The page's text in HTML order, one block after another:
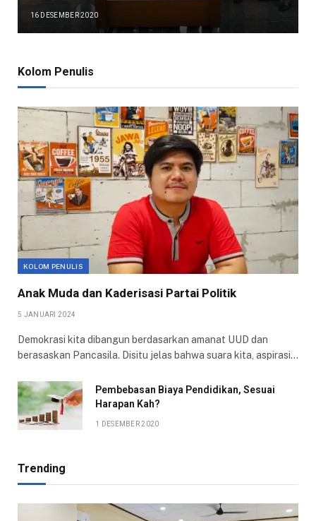
16 DESEMBER 2020
Kolom Penulis
KOLOM PENULIS
Anak Muda dan Kaderisasi Partai Politik
5 JANUARI 2024
Demokrasi kita dibangun berdasarkan amanat UUD dan
berasaskan Pancasila. Disitu jelas bahwa suara kita, aspirasi…
Pembebasan Biaya Pendidikan, Sesuai
Harapan Kah?
1 DESEMBER 2020
Trending